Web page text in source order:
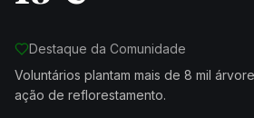
Destaque da Comunidade
Voluntários plantam mais de 8 mil
ação de reflorestamento.